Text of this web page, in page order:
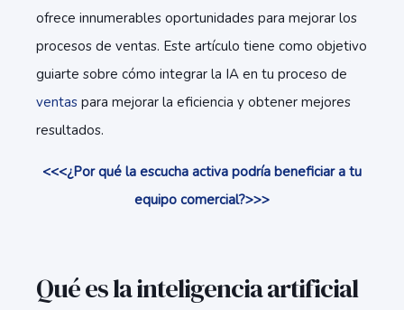
ofrece innumerables oportunidades para mejorar los
procesos de ventas. Este artículo tiene como objetivo
guiarte sobre cómo integrar la IA en tu proceso de
ventas para mejorar la eficiencia y obtener mejores
resultados.
<<<¿Por qué la escucha activa podría beneficiar a tu
equipo comercial?>>>
Qué es la inteligencia artificial